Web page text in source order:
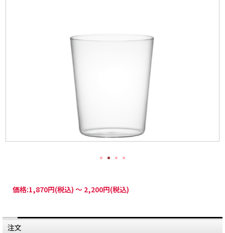
価格:1,870円(税込) ～ 2,200円(税込)
注文